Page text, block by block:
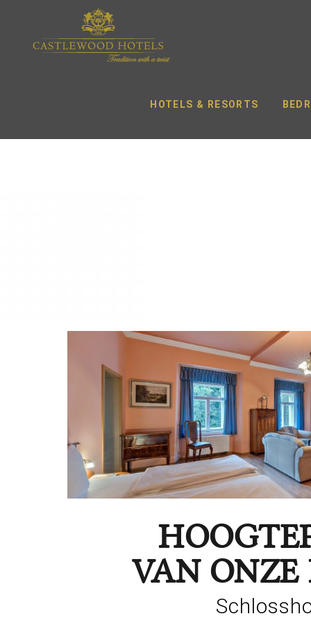
HOTELS & RESORTS
VAN ONZE